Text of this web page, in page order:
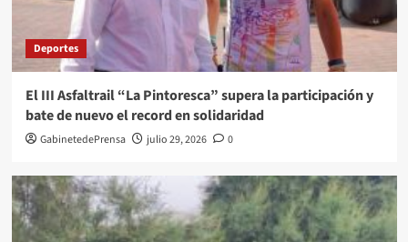
Deportes
El III Asfaltrail “La Pintoresca” supera la participación y
bate de nuevo el record en solidaridad
GabinetedePrensa julio 29, 2026 0